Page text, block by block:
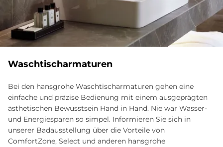
Waschtischarmaturen
Bei den hansgrohe Waschtischarmaturen gehen eine
einfache und präzise Bedienung mit einem ausgeprägten
ästhetischen Bewusstsein Hand in Hand. Nie war Wasser-
und Energiesparen so simpel. Informieren Sie sich in
unserer Badausstellung über die Vorteile von
ComfortZone, Select und anderen hansgrohe